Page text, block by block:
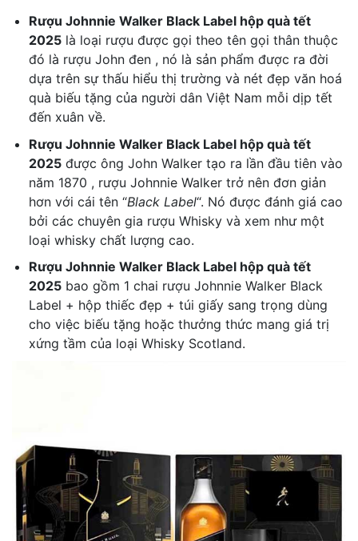
Rượu Johnnie Walker Black Label hộp quà tết
2025là loại rượu được gọi theo tên gọi thân thuộc
đó là rượu John đen , nó là sản phẩm được ra đời
dựa trên sự thấu hiểu thị trường và nét đẹp văn hoá
quà biếu tặng của người dân Việt Nam mỗi dịp tết
đến xuân về.
Rượu Johnnie Walker Black Label hộp quà tết
2025được ông John Walker tạo ra lần đầu tiên vào
năm 1870 , rượu Johnnie Walker trở nên đơn giản
hơn với cái tên “Black Label“. Nó được đánh giá cao
bởi các chuyên gia rượu Whisky và xem như một
loại whisky chất lượng cao.
Rượu Johnnie Walker Black Label hộp quà tết
2025bao gồm 1 chai rượu Johnnie Walker Black
Label + hộp thiếc đẹp + túi giấy sang trọng dùng
cho việc biếu tặng hoặc thưởng thức mang giá trị
xứng tầm của loại Whisky Scotland.